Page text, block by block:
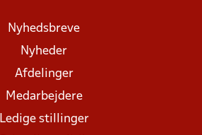
Nyhedsbreve
Nyheder
Afdelinger
Medarbejdere
Ledige stillinger